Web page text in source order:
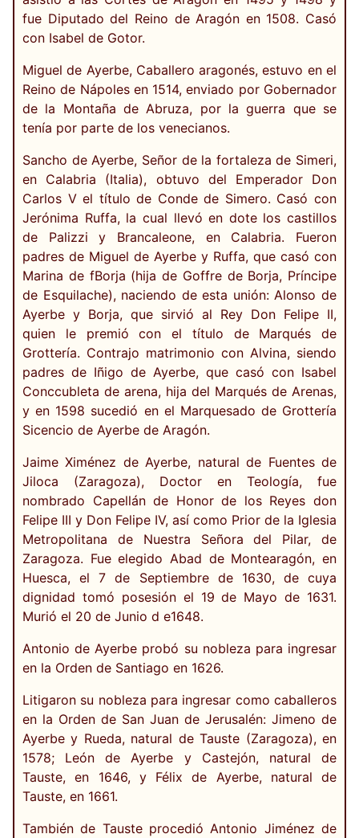
fue Diputado del Reino de Aragón en 1508. Casó
con Isabel de Gotor.
Miguel de Ayerbe, Caballero aragonés, estuvo en el
Reino de Nápoles en 1514, enviado por Gobernador
de la Montaña de Abruza, por la guerra que se
tenía por parte de los venecianos.
Sancho de Ayerbe, Señor de la fortaleza de Simeri,
en Calabria (Italia), obtuvo del Emperador Don
Carlos V el título de Conde de Simero. Casó con
Jerónima Ruffa, la cual llevó en dote los castillos
de Palizzi y Brancaleone, en Calabria. Fueron
padres de Miguel de Ayerbe y Ruffa, que casó con
Marina de fBorja (hija de Goffre de Borja, Príncipe
de Esquilache), naciendo de esta unión: Alonso de
Ayerbe y Borja, que sirvió al Rey Don Felipe II,
quien le premió con el título de Marqués de
Grottería. Contrajo matrimonio con Alvina, siendo
padres de Iñigo de Ayerbe, que casó con Isabel
Conccubleta de arena, hija del Marqués de Arenas,
y en 1598 sucedió en el Marquesado de Grottería
Sicencio de Ayerbe de Aragón.
Jaime Ximénez de Ayerbe, natural de Fuentes de
Jiloca (Zaragoza), Doctor en Teología, fue
nombrado Capellán de Honor de los Reyes don
Felipe III y Don Felipe IV, así como Prior de la Iglesia
Metropolitana de Nuestra Señora del Pilar, de
Zaragoza. Fue elegido Abad de Montearagón, en
Huesca, el 7 de Septiembre de 1630, de cuya
dignidad tomó posesión el 19 de Mayo de 1631.
Murió el 20 de Junio d e1648.
Antonio de Ayerbe probó su nobleza para ingresar
en la Orden de Santiago en 1626.
Litigaron su nobleza para ingresar como caballeros
en la Orden de San Juan de Jerusalén: Jimeno de
Ayerbe y Rueda, natural de Tauste (Zaragoza), en
1578; León de Ayerbe y Castejón, natural de
Tauste, en 1646, y Félix de Ayerbe, natural de
Tauste, en 1661.
También de Tauste procedió Antonio Jiménez de